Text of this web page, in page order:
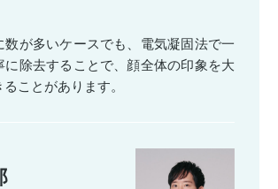
数が多いケースでも、電気凝固法で一
に除去することで、顔全体の印象を大
ことがあります。